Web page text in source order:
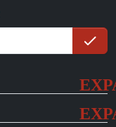
check